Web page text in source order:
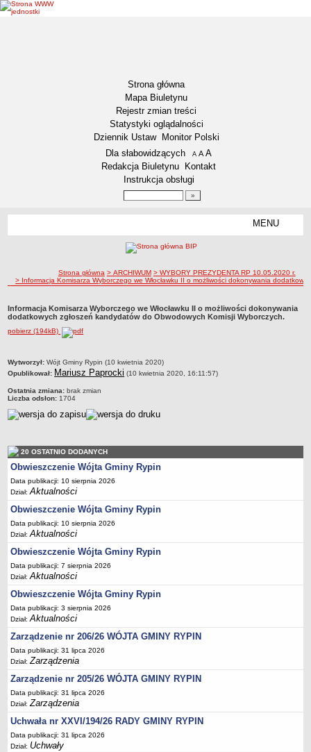
Strona główna
Mapa Biuletynu
Rejestr zmian treści
Statystyki oglądalności
Dziennik Ustaw
Monitor Polski
Menu dodatkowe
Dla słabowidzących A pomniejsz czcionkę
A standardowy rozmiar czcionki
A
Redakcja Biuletynu
Kontakt
Instrukcja obsługi
MENU
Status gminy
Lokalizacja
Insygnia gminy
Dane statystyczne
Związki i stowarzyszenia
Realizacja zadań publicznych
Rejestr zbiorów danych osobowych
Rejestr instytucji kultury
AKTUALNOŚCI I OGŁOSZENIA
URZĄD GMINY
Dane teleadresowe
Tabela informacyjna
Czas pracy urzędu
Nr konta bankowego, NIP, REGON
Pracownicy urzędu - urząd gminy
Pracownicy urzędu - baza magazynowo - warsztatowa
Kompetencje referatów
Regulamin organizacyjny
Regulamin naboru na wolne stanowiska urzędnicze
Ogłoszenia o naborze na wolne stanowiska urzędnicze
Lista kandydatów spełniających wymagania formalne w naborach na
wolne stanowiska urzędnicze
Wyniki naboru na wolne stanowiska urzędnicze
Petycje
Sygnaliści
Galeria
ścieżka nawigacji
Strona główna > ARCHIWUM > WYBORY PREZYDENTA RP 10.05.2020 r.
> Informacja Komisarza Wyborczego we Włocławku II o możliwości dokonywania
Informacja Komisarza Wyborczego we Włocławku II o możliwości dokonywania
dodatkowych zgłoszeń kandydatów do Obwodowych Komisji Wyborczych.
pobierz (194kB)
metryczka
Wytworzył: Wójt Gminy Rypin (10 kwietnia 2020)
Opublikował: Mariusz Paprocki (10 kwietnia 2020, 16:11:57)
Ostatnia zmiana: brak zmian
Liczba odsłon: 1704
20 OSTATNIO DODANYCH
Obwieszczenie Wójta Gminy Rypin
Data publikacji: 10 sierpnia 2026
Dział:Aktualności
Obwieszczenie Wójta Gminy Rypin
Data publikacji: 10 sierpnia 2026
Dział:Aktualności
Obwieszczenie Wójta Gminy Rypin
Data publikacji: 7 sierpnia 2026
Dział:Aktualności
Obwieszczenie Wójta Gminy Rypin
Data publikacji: 3 sierpnia 2026
Dział:Aktualności
Zarządzenie nr 206/26 WÓJTA GMINY RYPIN
Data publikacji: 31 lipca 2026
Dział:Zarządzenia
Zarządzenie nr 205/26 WÓJTA GMINY RYPIN
Data publikacji: 31 lipca 2026
Dział:Zarządzenia
Uchwała nr XXVI/194/26 RADY GMINY RYPIN
Data publikacji: 31 lipca 2026
Dział: Uchwały